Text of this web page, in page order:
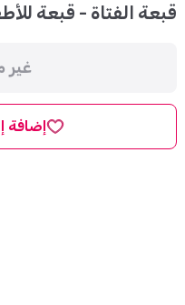
قبعة الفتاة - قبعة
غير
إضافة